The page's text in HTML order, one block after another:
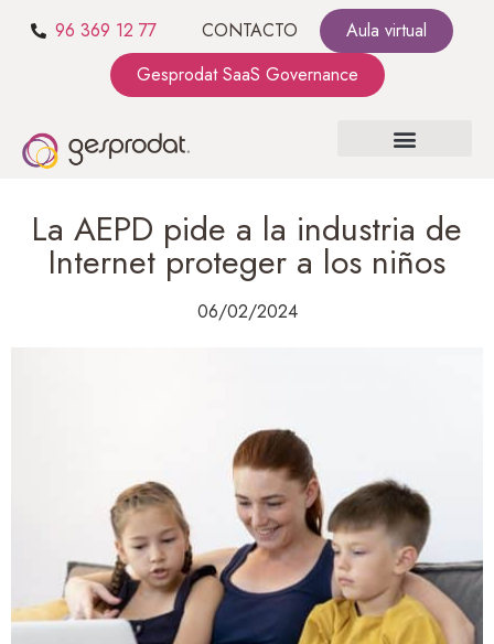
96 369 12 77 CONTACTO
Aula virtual
Gesprodat SaaS Governance
La AEPD pide a la industria de
Internet proteger a los niños
06/02/2024